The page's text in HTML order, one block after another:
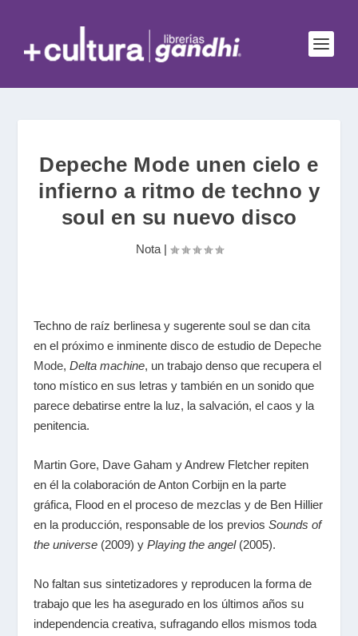
Depeche Mode unen cielo e
infierno a ritmo de techno y
soul en su nuevo disco
Nota|
Techno de raíz berlinesa y sugerente soul se dan cita
en el próximo e inminente disco de estudio de Depeche
Mode,Delta machine, un trabajo denso que recupera el
tono místico en sus letras y también en un sonido que
parece debatirse entre la luz, la salvación, el caos y la
penitencia.
Martin Gore, Dave Gaham y Andrew Fletcher repiten
en él la colaboración de Anton Corbijn en la parte
gráfica, Flood en el proceso de mezclas y de Ben Hillier
en la producción, responsable de los previosSounds of
the universe (2009) yPlaying the angel(2005).
No faltan sus sintetizadores y reproducen la forma de
trabajo que les ha asegurado en los últimos años su
independencia creativa, sufragando ellos mismos toda